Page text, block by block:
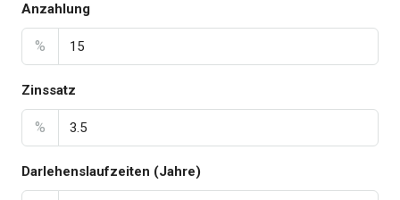
Anzahlung
%
Zinssatz
%
Darlehenslaufzeiten (Jahre)